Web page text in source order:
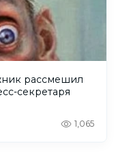
рассмешил
секретаря
1,065